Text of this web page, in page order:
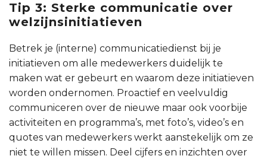
Tip 3: Sterke communicatie over
welzijnsinitiatieven
Betrek je (interne) communicatiedienst bij je
initiatieven om alle medewerkers duidelijk te
maken wat er gebeurt en waarom deze initiatieven
worden ondernomen. Proactief en veelvuldig
communiceren over de nieuwe maar ook voorbije
activiteiten en programma’s, met foto’s, video’s en
quotes van medewerkers werkt aanstekelijk om ze
niet te willen missen. Deel cijfers en inzichten over